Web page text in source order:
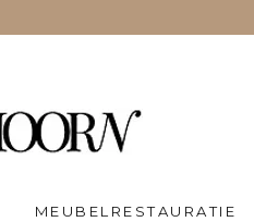
MEUBELRESTAURATIE